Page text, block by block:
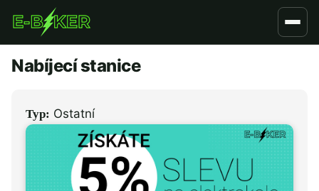
obsahu
Nabíjecí stanice
Typ: Ostatní